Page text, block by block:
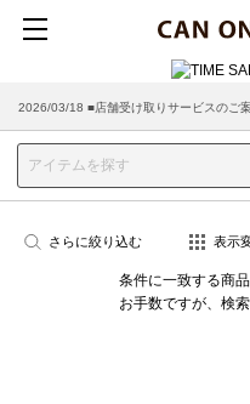
2026/03/18 ■店舗受け取りサービスのご
さらに絞り込む 表示
条件に一致する商
お手数ですが、検